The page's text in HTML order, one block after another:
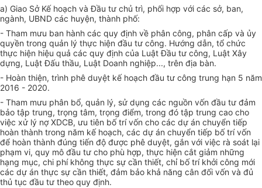
a) Giao Sở Kế hoạch và Đầu tư chủ trì, phối hợp với các sở, ban,
ngành, UBND các huyện, thành phố:
- Tham mưu ban hành các quy định về phân công, phân cấp và ủy
quyền trong quản lý thực hiện đầu tư công. Hướng dẫn, tổ chức
thực hiện hiệu quả các quy định của Luật Đầu tư công, Luật Xây
dựng, Luật Đấu thầu, Luật Doanh nghiệp..., trên địa bàn.
- Hoàn thiện, trình phê duyệt kế hoạch đầu tư công trung hạn 5 năm
2016 - 2020.
- Tham mưu phân bổ, quản lý, sử dụng các nguồn vốn đầu tư đảm
bảo tập trung, trọng tâm, trọng điểm, trong đó tập trung cao cho
việc xử lý nợ XDCB, ưu tiên bố trí vốn cho các dự án chuyển tiếp
hoàn thành trong năm kế hoạch, các dự án chuyển tiếp bố trí vốn
để hoàn thành đúng tiến độ được phê duyệt, gắn với việc rà soát lại
phạm vi, quy mô đầu tư cho phù hợp, thực hiện cắt giảm những
hạng mục, chi phí không thực sự cần thiết, chỉ bốtrí khởi công mới
các dự án thực sự cần thiết, đảm bảo khả năng cân đối vốn và đủ
thủ tục đầu tư theo quy định.